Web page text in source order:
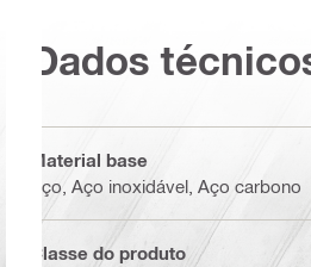
Dados
Material base
Aço, Aço inoxidável, Aço carbono
Classe do produto